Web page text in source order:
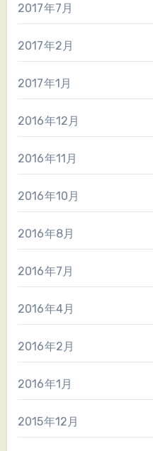
2017年7月
2017年2月
2017年1月
2016年12月
2016年11月
2016年10月
2016年8月
2016年7月
2016年4月
2016年2月
2016年1月
2015年12月